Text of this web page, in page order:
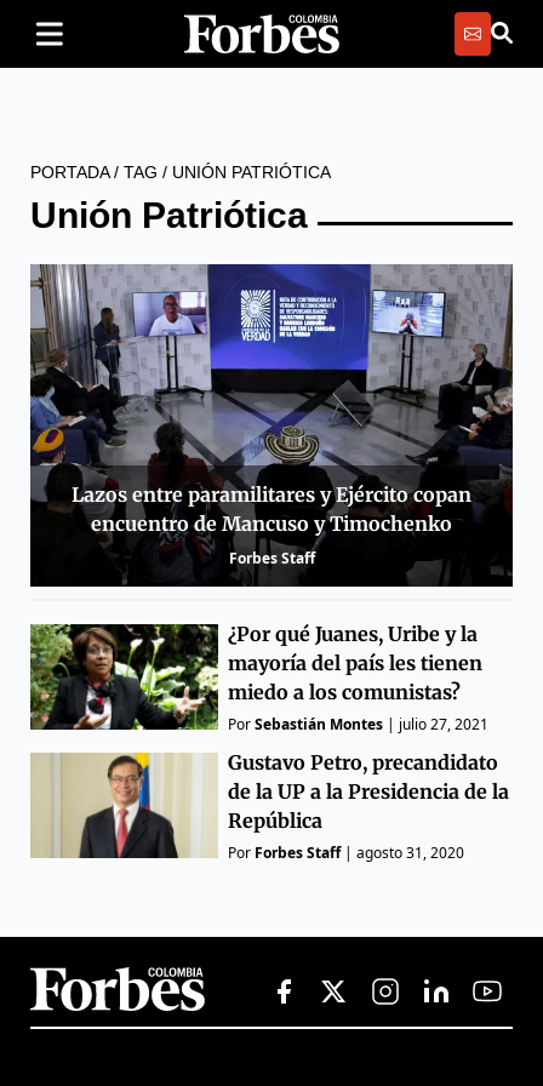
PORTADA/ TAG / UNIÓN PATRIÓTICA
Unión Patriótica
Lazos entre paramilitares y Ejército copan
encuentro de Mancuso y Timochenko
Forbes Staff
¿Por qué Juanes, Uribe y la
mayoría del país les tienen
miedo a los comunistas?
PorSebastián Montes | julio 27, 2021
Gustavo Petro, precandidato
de la UP a la Presidencia de la
República
Por Forbes Staff|agosto 31, 2020